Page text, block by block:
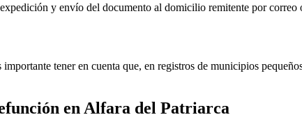
y envío del documento al domicilio remitente por correo
tener en cuenta que, en registros de municipios
en Alfara del Patriarca